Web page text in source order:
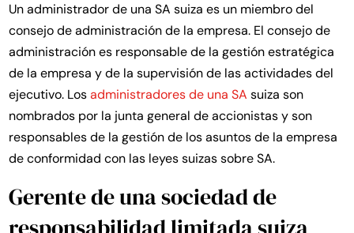
Un administrador de una SA suiza es un miembro del
consejo de administración de la empresa. El consejo de
administración es responsable de la gestión estratégica
de la empresa y de la supervisión de las actividades del
ejecutivo. Losadministradores de una SA suiza son
nombrados por la junta general de accionistas y son
responsables de la gestión de los asuntos de la empresa
de conformidad con las leyes suizas sobre SA.
Gerente de una sociedad de